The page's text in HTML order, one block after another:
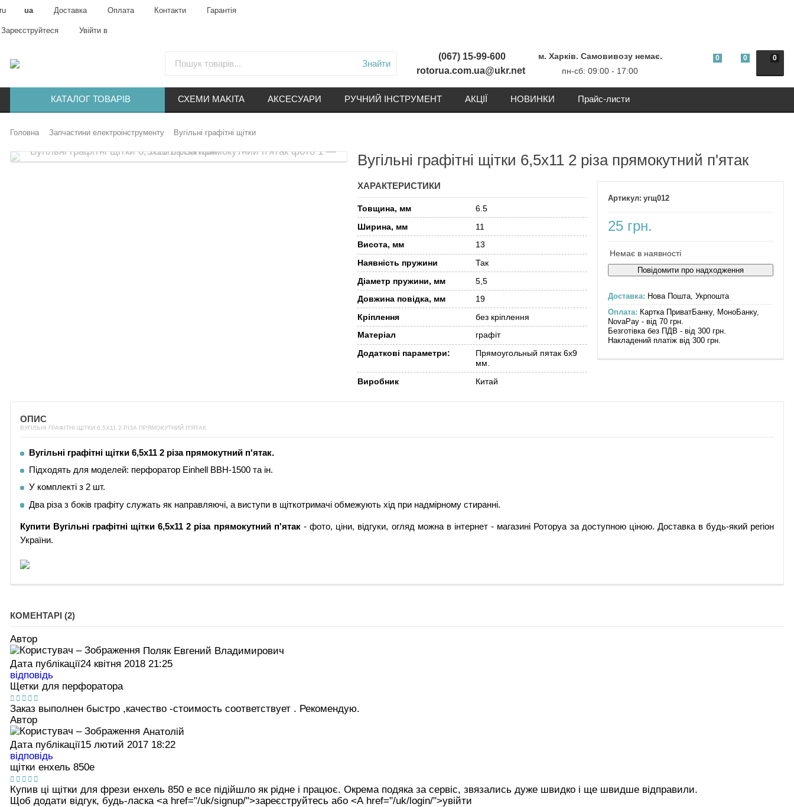
ua Доставка Оплата Контакти Гарантія
Зареєструйтеся Увійти в
Знайти
(067) 15-99-600
rotorua.com.ua@ukr.net
м. Харків. Самовивозу немає.
пн-сб: 09:00 - 17:00
0
0 0
КАТАЛОГ ТОВАРІВ СХЕМИ MAKITA АКСЕСУАРИ РУЧНИЙ ІНСТРУМЕНТ АКЦІЇ НОВИНКИ Прайс-листи
Головна Запчастини електроінструменту Вугільні графітні щітки
Вугільні графітні щітки 6,5х11 2 різа прямокутний п'ятак
угщ012
25 грн.
Немає в наявності
Повідомити про надходження
Доставка: Нова Пошта, Укрпошта
Оплата: Картка ПриватБанку, МоноБанку,
NovaPay - від 70 грн.
Безготівка без ПДВ - від 300 грн.
Накладений платіж від 300 грн.
ХАРАКТЕРИСТИКИ
Товщина, мм 6.5
Ширина, мм 11
Висота, мм 13
Наявність пружини Так
Діаметр пружини, мм 5,5
Довжина повідка, мм 19
Кріплення без кріплення
Матеріал графіт
Додаткові параметри:
Прямоугольный пятак 6х9
мм.
Виробник Китай
ОПИС
ВУГІЛЬНІ ГРАФІТНІ ЩІТКИ 6,5Х11 2 РІЗА ПРЯМОКУТНИЙ П'ЯТАК
Вугільні графітні щітки 6,5х11 2 різа прямокутний п'ятак.
Підходять для моделей: перфоратор Einhell BBH-1500 та ін.
У комплекті з 2 шт.
Два різа з боків графіту служать як направляючі, а виступи в щіткотримачі обмежують хід при надмірному стиранні.
Купити Вугільні графітні щітки6,5х11 2 різа прямокутний п'ятак - фото, ціни, відгуки, огляд можна в інтернет - магазині Роторуа за доступною ціною. Доставка в будь-який регіон
України.
КОМЕНТАРІ (2)
Автор
Поляк Евгений Владимирович
Дата публікації24 квітня 2018 21:25
відповідь
Щетки для перфоратора
Заказ выполнен быстро ,качество -стоимость соответствует . Рекомендую.
Автор
Анатолій
Дата публікації15 лютий 2017 18:22
відповідь
щітки енхель 850е
Купив ці щітки для фрези енхель 850 е все підійшло як рідне і працює. Окрема подяка за сервіс, звязались дуже швидко і ще швидше відправили.
Щоб додати відгук, будь-ласка <а href="/uk/signup/">зареєструйтесь або <А href="/uk/login/">увійти